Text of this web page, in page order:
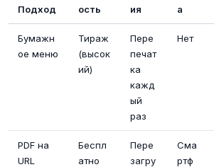
Подход
ость
ия
а
Бумажн
ое меню
Тираж
(высок
ий)
Пере
печат
ка
кажд
ый
раз
Нет
PDF на
URL
Беспл
атно
Пере
загру
Сма
ртф